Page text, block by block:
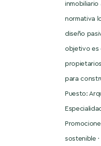
inmobiliario
normativa
diseño
objetivo es
para
Puesto:
sostenible